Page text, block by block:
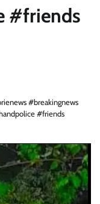
#friends
#breakingnews
#friends